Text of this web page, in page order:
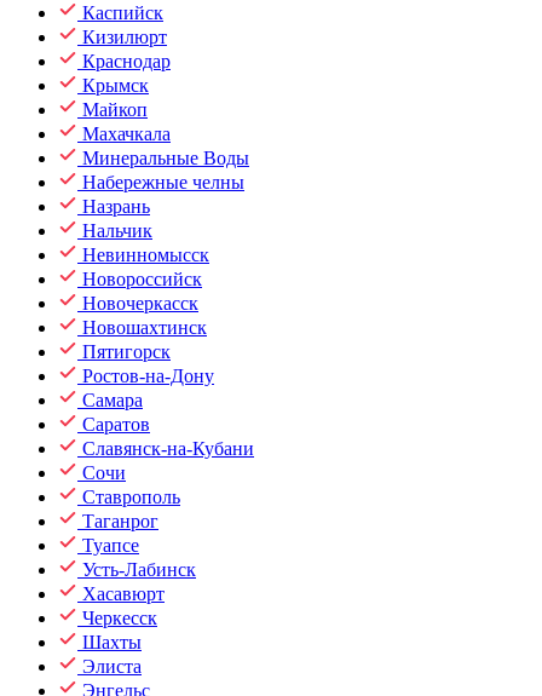
Каспийск
Кизилюрт
Краснодар
Крымск
Майкоп
Махачкала
Минеральные Воды
Набережные челны
Назрань
Нальчик
Невинномысск
Новороссийск
Новочеркасск
Новошахтинск
Пятигорск
Ростов-на-Дону
Самара
Саратов
Славянск-на-Кубани
Сочи
Ставрополь
Таганрог
Туапсе
Усть-Лабинск
Хасавюрт
Черкесск
Шахты
Элиста
Энгельс